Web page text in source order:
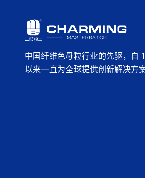
中国纤维色母粒行业的先驱，自
以来一直为全球提供创新解决方案